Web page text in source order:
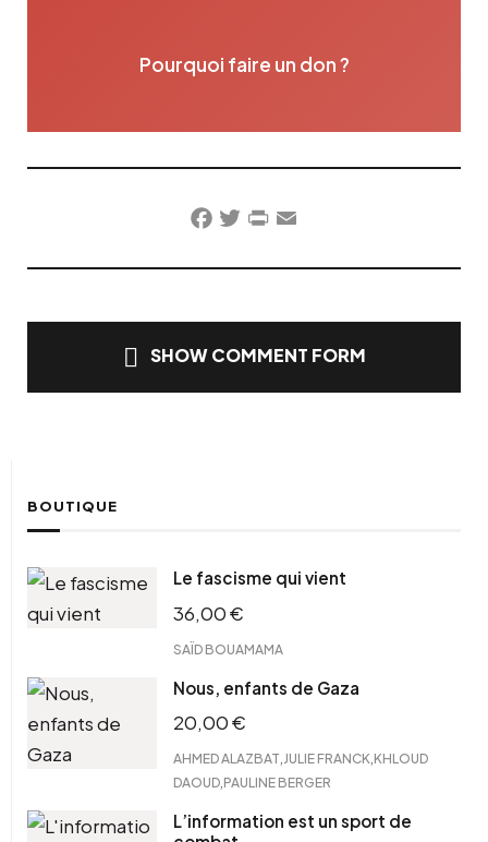
Pourquoi faire un don ?
Facebook
TwitterPrintFriendly
Email
SHOW COMMENT FORM
BOUTIQUE
Le fascisme qui vient
36,00€
SAÏD BOUAMAMA
Nous, enfants de Gaza
20,00€
AHMED ALAZBAT JULIE FRANCK KHLOUD
DAOUD PAULINE BERGER
L’information est un sport de